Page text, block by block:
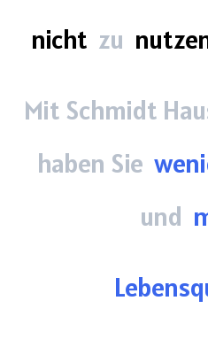
nicht zu
Mit Schmidt
haben Sie
und